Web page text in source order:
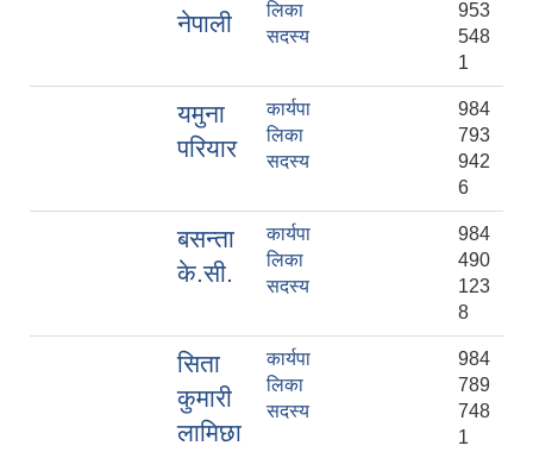
नेपाली
लिका
सदस्य
953
548
1
यमुना
परियार
कार्यपा
लिका
सदस्य
984
793
942
6
बसन्ता
के.सी.
कार्यपा
लिका
सदस्य
984
490
123
8
सिता
कुमारी
लामिछा
कार्यपा
लिका
सदस्य
984
789
748
1